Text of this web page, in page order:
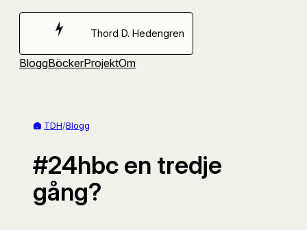
Hoppa
Thord D. Hedengren
BloggBöckerProjektOm
TDH/Blogg
#24hbc en tredje
gång?